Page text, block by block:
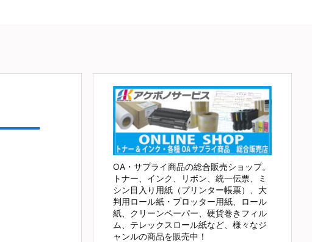
OA・サプライ商品の総合販売ショップ。
トナー、インク、リボン、統一伝票、ミ
シン目入り用紙（プリンター帳票）、大
判用ロール紙・プロッター用紙、ロール
紙、クリーンペーパー、硬貨巻きフィル
ム、テレックスロール紙など、様々なジ
ャンルの商品を販売中！